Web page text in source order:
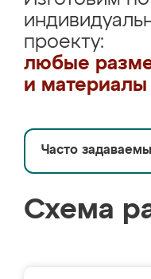
проекту:
любые
и материалы
Часто
Схема